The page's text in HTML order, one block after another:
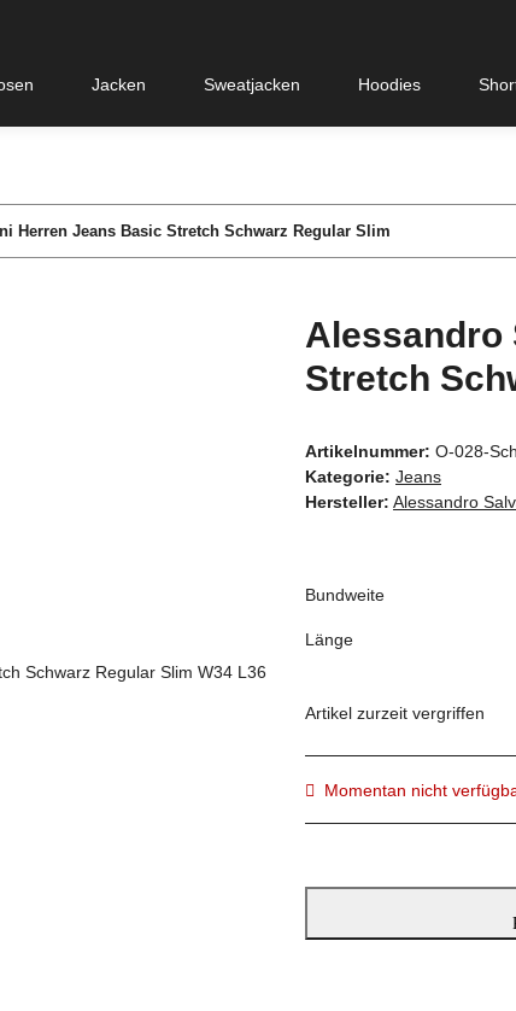
Jacken Sweatjacken Hoodies
Herren Jeans Basic Stretch Schwarz Regular Slim
Alessandro
Stretch
Artikelnummer: O-028-
Kategorie: Jeans
Hersteller: Alessandro
Bundweite
Länge
Artikel zurzeit vergriffen
Momentan nicht